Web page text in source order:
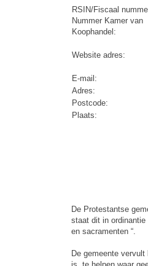
RSIN/Fiscaal
Nummer Kamer van
Koophandel:
Website adres:
E-mail:
Adres:
Postcode:
Plaats:
De Protestantse
staat dit in
en sacramenten “.
De gemeente